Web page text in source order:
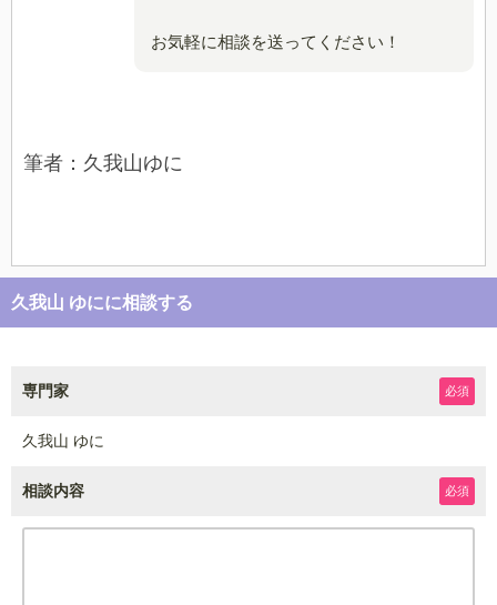
お気軽に相談を送ってください！
筆者：久我山ゆに
久我山 ゆにに相談する
専門家 必須
久我山 ゆに
相談内容 必須